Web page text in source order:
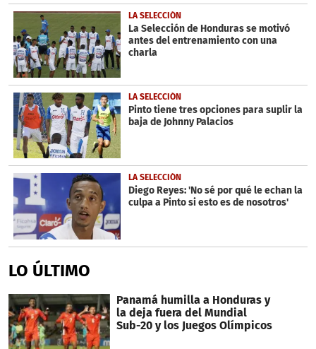
LA SELECCIÓN
La Selección de Honduras se motivó
antes del entrenamiento con una
charla
LA SELECCIÓN
Pinto tiene tres opciones para suplir la
baja de Johnny Palacios
LA SELECCIÓN
Diego Reyes: 'No sé por qué le echan la
culpa a Pinto si esto es de nosotros'
LO ÚLTIMO
Panamá humilla a Honduras y
la deja fuera del Mundial
Sub-20 y los Juegos Olímpicos